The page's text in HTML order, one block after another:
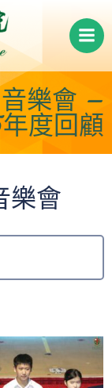
樂會 –
度回顧
樂會